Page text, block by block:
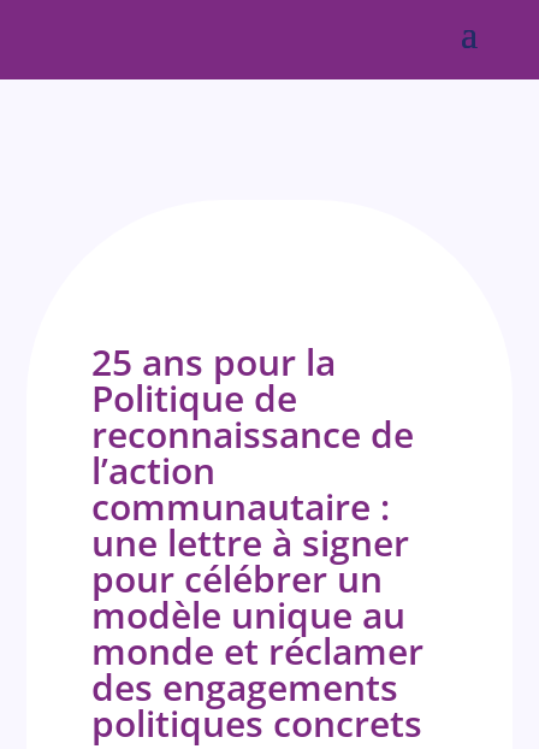
25 ans pour la
Politique de
reconnaissance de
l’action
communautaire :
une lettre à signer
pour célébrer un
modèle unique au
monde et réclamer
des engagements
politiques concrets